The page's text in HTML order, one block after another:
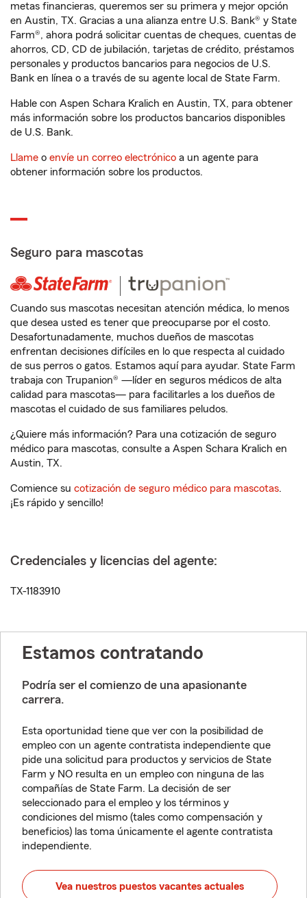
metas financieras, queremos ser su primera y mejor opción
en Austin, TX. Gracias a una alianza entre U.S. Bank® y State
Farm®, ahora podrá solicitar cuentas de cheques, cuentas de
ahorros, CD, CD de jubilación, tarjetas de crédito, préstamos
personales y productos bancarios para negocios de U.S.
Bank en línea o a través de su agente local de State Farm.
Hable con Aspen Schara Kralich en Austin, TX, para obtener
más información sobre los productos bancarios disponibles
de U.S. Bank.
Llame o envíe un correo electrónico a un agente para
obtener información sobre los productos.
Seguro para mascotas
Cuando sus mascotas necesitan atención médica, lo menos
que desea usted es tener que preocuparse por el costo.
Desafortunadamente, muchos dueños de mascotas
enfrentan decisiones difíciles en lo que respecta al cuidado
de sus perros o gatos. Estamos aquí para ayudar. State Farm
trabaja con Trupanion® —líder en seguros médicos de alta
calidad para mascotas— para facilitarles a los dueños de
mascotas el cuidado de sus familiares peludos.
¿Quiere más información? Para una cotización de seguro
médico para mascotas, consulte a Aspen Schara Kralich en
Austin, TX.
Comience su cotización de seguro médico para mascotas.
¡Es rápido y sencillo!
Credenciales y licencias del agente:
TX-1183910
Estamos contratando
Podría ser el comienzo de una apasionante
carrera.
Esta oportunidad tiene que ver con la posibilidad de
empleo con un agente contratista independiente que
pide una solicitud para productos y servicios de State
Farm y NO resulta en un empleo con ninguna de las
compañías de State Farm. La decisión de ser
seleccionado para el empleo y los términos y
condiciones del mismo (tales como compensación y
beneficios) las toma únicamente el agente contratista
independiente.
Vea nuestros puestos vacantes actuales